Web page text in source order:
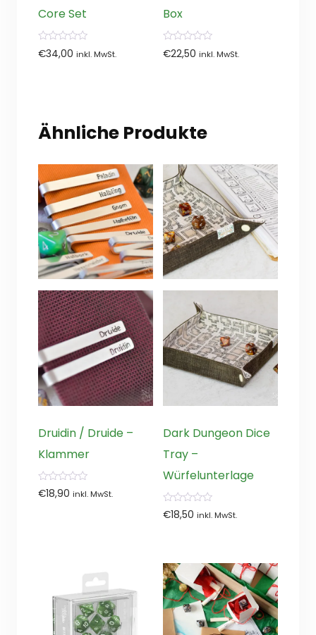
Core Set
0
von
€34,00 inkl. MwSt.
Box
0
von
€22,50 inkl. MwSt.
Ähnliche Produkte
Druidin / Druide –
Klammer
0
von
€18,90 inkl. MwSt.
Dark Dungeon Dice
Tray –
Würfelunterlage
0
von
€18,50 inkl. MwSt.